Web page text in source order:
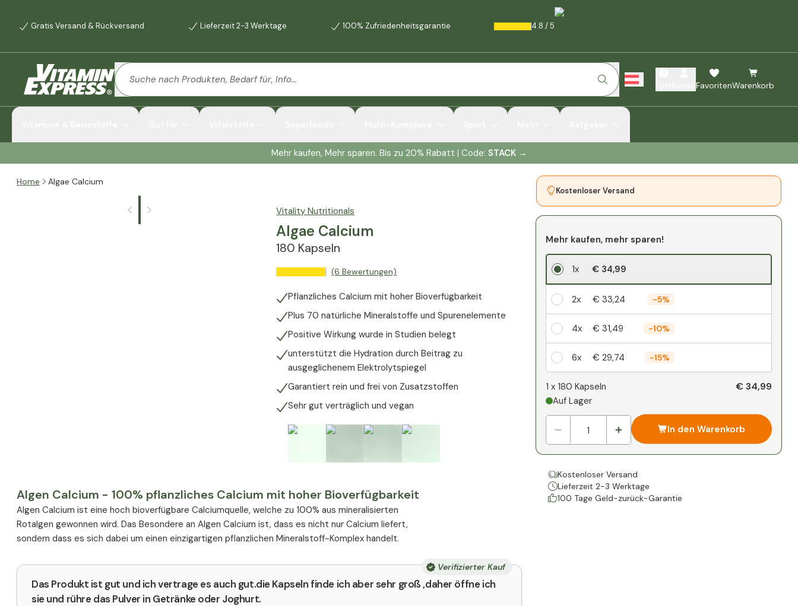
Gratis Versand & Rückversand Lieferzeit 2-3 Werktage 100% Zufriedenheitsgarantie 4.8 /5
FavoritenWarenkorb
Mehr kaufen, Mehr sparen. Bis zu 20% Rabatt | Code: STACK →
Home Algae Calcium
Vitality Nutritionals
Algae Calcium
180 Kapseln
(6 Bewertungen)
Pflanzliches Calcium mit hoher Bioverfügbarkeit
Plus 70 natürliche Mineralstoffe und Spurenelemente
Positive Wirkung wurde in Studien belegt
unterstützt die Hydration durch Beitrag zu
ausgeglichenem Elektrolytspiegel
Garantiert rein und frei von Zusatzstoffen
Sehr gut verträglich und vegan
Kostenloser Versand
Mehr kaufen, mehr sparen!
1x € 34,99
2x € 33,24 -5%
4x € 31,49 -10%
6x € 29,74 -15%
1x
1 x 180 Kapseln
Auf Lager
€ 34,99
In den Warenkorb
Kostenloser Versand
Lieferzeit 2-3 Werktage
100 Tage Geld-zurück-Garantie
Algen Calcium - 100% pflanzliches Calcium mit hoher Bioverfügbarkeit
Algen Calcium ist eine hoch bioverfügbare Calciumquelle, welche zu 100% aus mineralisierten
Rotalgen gewonnen wird. Das Besondere an Algen Calcium ist, dass es nicht nur Calcium liefert,
sondern dass es sich dabei um einen einzigartigen pflanzlichen Mineralstoff-Komplex handelt.
Verifizierter Kauf
Das Produkt ist gut und ich vertrage es auch gut.die Kapseln finde ich aber sehr groß ,daher öffne ich
sie und rühre das Pulver in Getränke oder Joghurt.